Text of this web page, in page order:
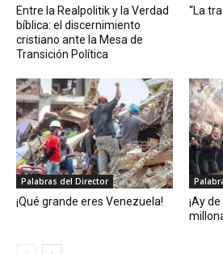
Entre la Realpolitik y la Verdad
bíblica: el discernimiento
cristiano ante la Mesa de
Transición Política
“La
Palabras del Director
¡Qué grande eres Venezuela!
¡Ay